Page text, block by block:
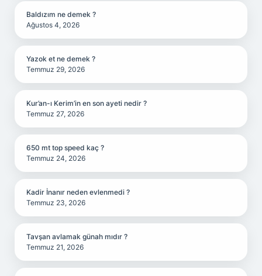
Baldızım ne demek ?
Ağustos 4, 2026
Yazok et ne demek ?
Temmuz 29, 2026
Kur’an-ı Kerim’in en son ayeti nedir ?
Temmuz 27, 2026
650 mt top speed kaç ?
Temmuz 24, 2026
Kadir İnanır neden evlenmedi ?
Temmuz 23, 2026
Tavşan avlamak günah mıdır ?
Temmuz 21, 2026